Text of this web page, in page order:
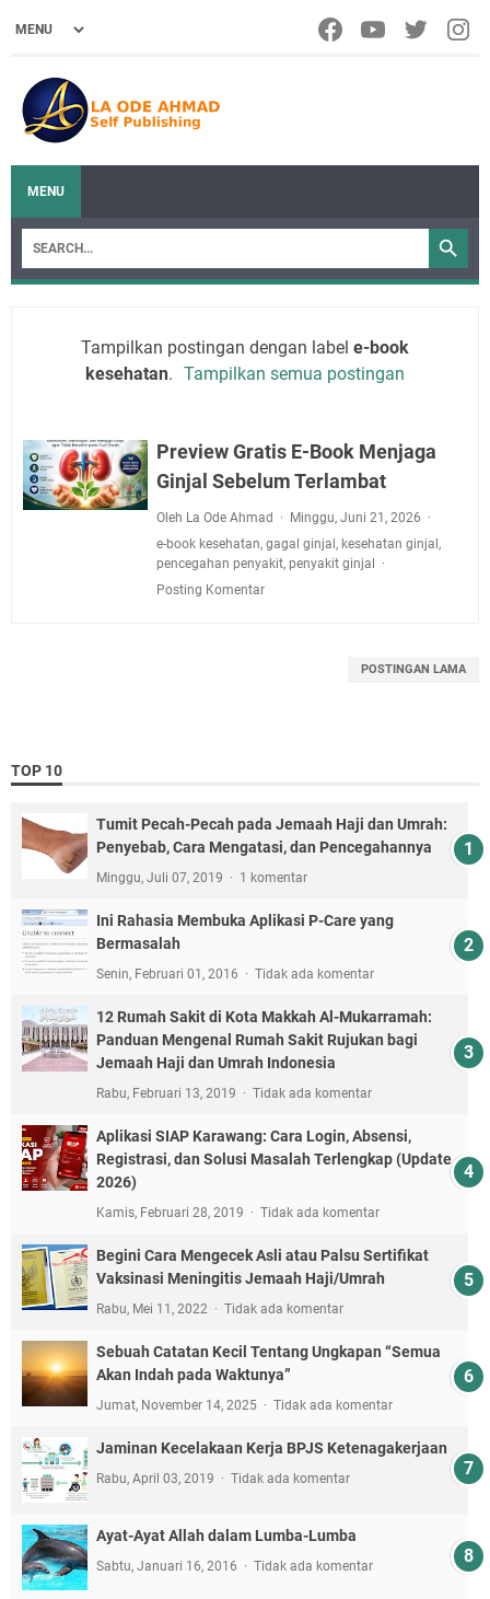
MENU
Tampilkan postingan dengan label e-book
kesehatan. Tampilkan semua postingan
Preview Gratis E-Book Menjaga
Ginjal Sebelum Terlambat
Oleh La Ode Ahmad
Minggu, Juni 21, 2026
e-book kesehatan, gagal ginjal, kesehatan ginjal,
pencegahan penyakit, penyakit ginjal
Posting Komentar
POSTINGAN LAMA
TOP 10
Tumit Pecah-Pecah pada Jemaah Haji dan Umrah:
Penyebab, Cara Mengatasi, dan Pencegahannya
Minggu, Juli 07, 2019 1 komentar
Ini Rahasia Membuka Aplikasi P-Care yang
Bermasalah
Senin, Februari 01, 2016 Tidak ada komentar
12 Rumah Sakit di Kota Makkah Al-Mukarramah:
Panduan Mengenal Rumah Sakit Rujukan bagi
Jemaah Haji dan Umrah Indonesia
Rabu, Februari 13, 2019 Tidak ada komentar
Aplikasi SIAP Karawang: Cara Login, Absensi,
Registrasi, dan Solusi Masalah Terlengkap (Update
2026)
Kamis, Februari 28, 2019 Tidak ada komentar
Begini Cara Mengecek Asli atau Palsu Sertifikat
Vaksinasi Meningitis Jemaah Haji/Umrah
Rabu, Mei 11, 2022 Tidak ada komentar
Sebuah Catatan Kecil Tentang Ungkapan “Semua
Akan Indah pada Waktunya”
Jumat, November 14, 2025 Tidak ada komentar
Jaminan Kecelakaan Kerja BPJS Ketenagakerjaan
Rabu, April 03, 2019 Tidak ada komentar
Ayat-Ayat Allah dalam Lumba-Lumba
Sabtu, Januari 16, 2016 Tidak ada komentar